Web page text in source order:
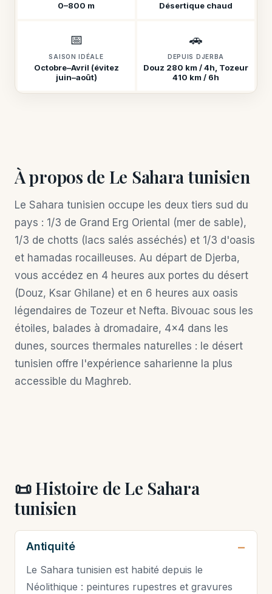
0–800 m Désertique chaud
📅
SAISON IDÉALE
Octobre–Avril (évitez
juin–août)
🚗
DEPUIS DJERBA
Douz 280 km / 4h, Tozeur
410 km / 6h
À propos de Le Sahara tunisien
Le Sahara tunisien occupe les deux tiers sud du
pays : 1/3 de Grand Erg Oriental (mer de sable),
1/3 de chotts (lacs salés asséchés) et 1/3 d'oasis
et hamadas rocailleuses. Au départ de Djerba,
vous accédez en 4 heures aux portes du désert
(Douz, Ksar Ghilane) et en 6 heures aux oasis
légendaires de Tozeur et Nefta. Bivouac sous les
étoiles, balades à dromadaire, 4×4 dans les
dunes, sources thermales naturelles : le désert
tunisien offre l'expérience saharienne la plus
accessible du Maghreb.
📜 Histoire de Le Sahara
tunisien
Antiquité
Le Sahara tunisien est habité depuis le
Néolithique : peintures rupestres et gravures